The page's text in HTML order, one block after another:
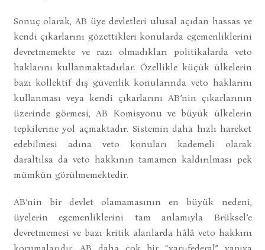
Sonuç olarak, AB üye devletleri ulusal açıdan hassas ve
kendi çıkarlarını gözettikleri konularda egemenliklerini
devretmemekte ve razı olmadıkları politikalarda veto
haklarını kullanmaktadırlar. Özellikle küçük ülkelerin
bazı kollektif dış güvenlik konularında veto haklarını
kullanması veya kendi çıkarlarını AB’nin çıkarlarının
üzerinde görmesi, AB Komisyonu ve büyük ülkelerin
tepkilerine yol açmaktadır. Sistemin daha hızlı hareket
edebilmesi adına veto konuları kademeli olarak
daraltılsa da veto hakkının tamamen kaldırılması pek
mümkün görülmemektedir.
AB’nin bir devlet olamamasının en büyük nedeni,
üyelerin egemenliklerini tam anlamıyla Brüksel’e
devretmemesi ve bazı kritik alanlarda hâlâ veto hakkını
korumalarıdır. AB daha çok bir “yarı-federal” yapıya